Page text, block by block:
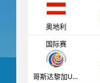
奥地利
国际赛
哥斯达黎加U23